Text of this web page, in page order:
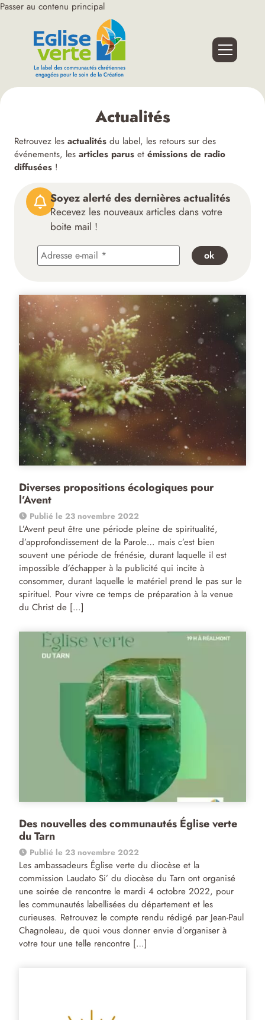
Passer au contenu principal
Actualités
Retrouvez lesactualités du label, les retours sur des
événements, lesarticles parus etémissions de radio
diffusées !
Soyez alerté des dernières actualités
Recevez les nouveaux articles dans votre
boite mail !
Diverses propositions écologiques pour
l’Avent
Publié le 23 novembre 2022
L’Avent peut être une période pleine de spiritualité,
d’approfondissement de la Parole… mais c’est bien
souvent une période de frénésie, durant laquelle il est
impossible d’échapper à la publicité qui incite à
consommer, durant laquelle le matériel prend le pas sur le
spirituel. Pour vivre ce temps de préparation à la venue
du Christ de […]
Des nouvelles des communautés Église verte
du Tarn
Publié le 23 novembre 2022
Les ambassadeurs Église verte du diocèse et la
commission Laudato Si’ du diocèse du Tarn ont organisé
une soirée de rencontre le mardi 4 octobre 2022, pour
les communautés labellisées du département et les
curieuses. Retrouvez le compte rendu rédigé par Jean-Paul
Chagnoleau, de quoi vous donner envie d’organiser à
votre tour une telle rencontre […]